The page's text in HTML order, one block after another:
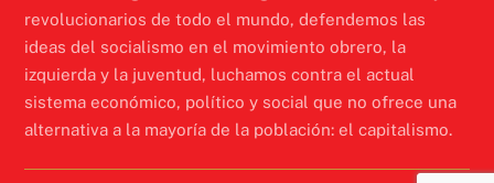
revolucionarios de todo el mundo, defendemos las
ideas del socialismo en el movimiento obrero, la
izquierda y la juventud, luchamos contra el actual
sistema económico, político y social que no ofrece una
alternativa a la mayoría de la población: el capitalismo.